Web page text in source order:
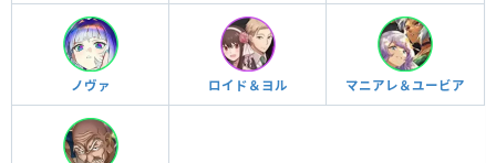
ノヴァ ロイド＆ヨル マニアレ＆ユービア